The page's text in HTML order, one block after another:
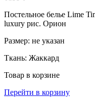
Постельное белье Lime
luxury рис. Орион
Размер: не указан
Ткань: Жаккард
Товар в корзине
Перейти в корзину